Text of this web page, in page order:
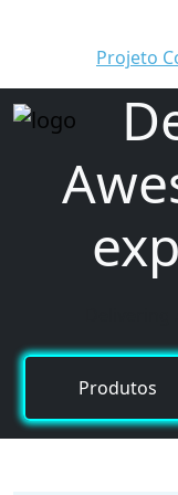
Projeto
Produtos